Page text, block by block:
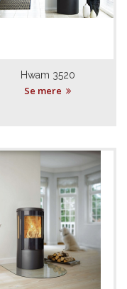
Hwam 3520
Se mere